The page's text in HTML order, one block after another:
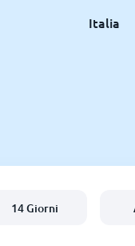
Italia
14 Giorni